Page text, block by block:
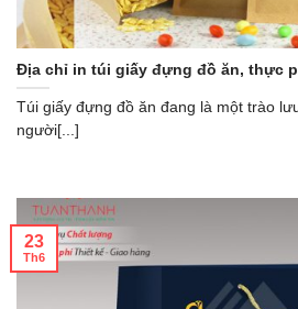
Địa chỉ in túi giấy đựng đồ ăn, thực
Túi giấy đựng đồ ăn đang là một trào
người[...]
23
Th6